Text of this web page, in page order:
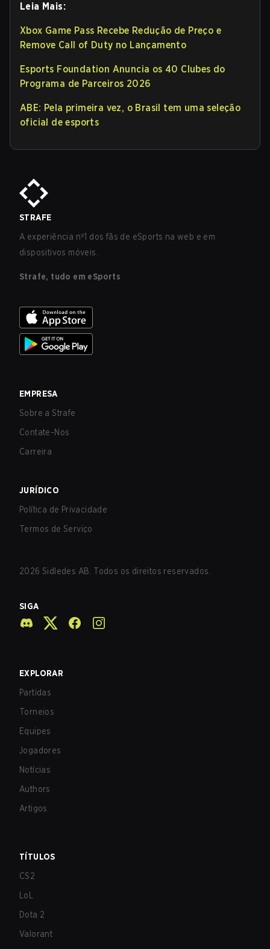
Leia Mais:
Xbox Game Pass Recebe Redução de Preço e
Remove Call of Duty no Lançamento
Esports Foundation Anuncia os 40 Clubes do
Programa de Parceiros 2026
ABE: Pela primeira vez, o Brasil tem uma seleção
oficial de esports
STRAFE
A experiência nº1 dos fãs de eSports na web e em
dispositivos móveis.
Strafe, tudo em eSports
EMPRESA
Sobre a Strafe
Contate-Nos
Carreira
JURÍDICO
Política de Privacidade
Termos de Serviço
2026 Sidledes AB. Todos os direitos reservados.
SIGA
EXPLORAR
Partidas
Torneios
Equipes
Jogadores
Notícias
Authors
Artigos
TÍTULOS
CS2
LoL
Dota 2
Valorant